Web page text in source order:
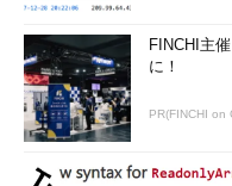
FINCHI主
に！
PR(FINCHI on